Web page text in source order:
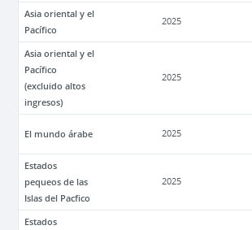
Asia oriental y el
Pacífico
2025
Asia oriental y el
Pacífico
(excluido altos
ingresos)
2025
El mundo árabe 2025
Estados
pequeos de las
Islas del Pacfico
2025
Estados